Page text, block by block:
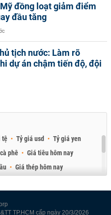
đồng loạt giảm điểm
đầu tăng
tịch nước: Làm rõ
dự án chậm tiến độ, đội
tệ Tỷ giá usd
Tỷ giá yen
phê
Giá tiêu hôm nay
Giá thép hôm nay
TP.HCM cấp ngày 20/3/2026